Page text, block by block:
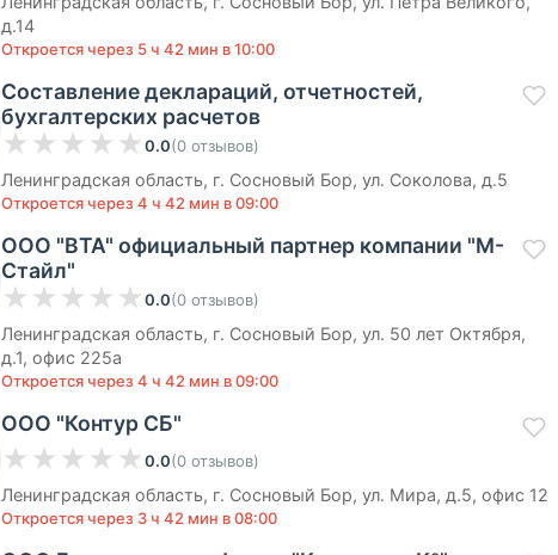
д.14
Откроется через 5 ч 42 мин в 10:00
Составление деклараций, отчетностей,
бухгалтерских расчетов
★ ★ ★ ★ ★ 0.0(0 отзывов)
Ленинградская область, г. Сосновый Бор, ул. Соколова, д.5
Откроется через 4 ч 42 мин в 09:00
ООО "ВТА" официальный партнер компании "М-
Стайл"
★ ★ ★ ★ ★ 0.0(0 отзывов)
Ленинградская область, г. Сосновый Бор, ул. 50 лет Октября,
д.1, офис 225а
Откроется через 4 ч 42 мин в 09:00
ООО "Контур СБ"
★ ★ ★ ★ ★ 0.0(0 отзывов)
Ленинградская область, г. Сосновый Бор, ул. Мира, д.5, офис 12
Откроется через 3 ч 42 мин в 08:00